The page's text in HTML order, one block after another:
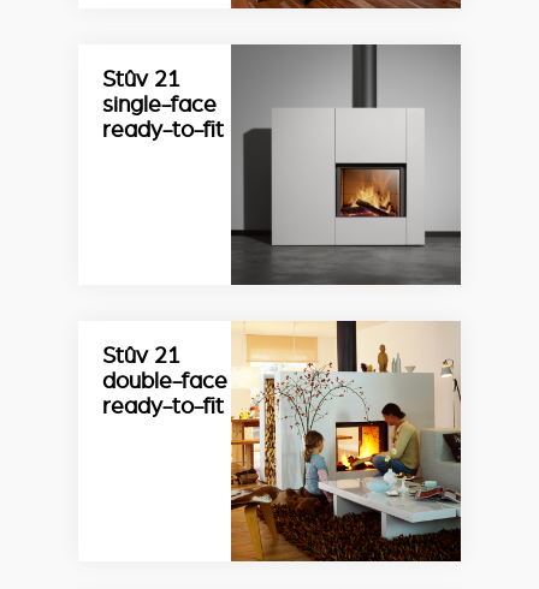
Stûv 21
single-face
ready-to-fit
Stûv 21
double-face
ready-to-fit